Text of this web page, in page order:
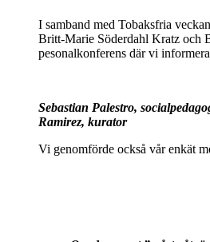
I samband med Tobaksfria
Britt-Marie Söderdahl Kratz och
pesonalkonferens där vi
Sebastian Palestro,
Ramirez, kurator
Vi genomförde också vår enkät